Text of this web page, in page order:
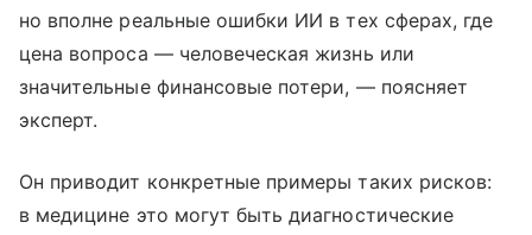
но вполне реальные ошибки ИИ в тех сферах, где
цена вопроса — человеческая жизнь или
значительные финансовые потери, — поясняет
эксперт.
Он приводит конкретные примеры таких рисков:
в медицине это могут быть диагностические